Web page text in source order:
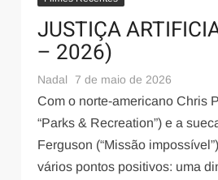
JUSTIÇA
– 2026)
Nadal 7 de maio de 2026
Com o norte-americano Chris
“Parks & Recreation”) e a
Ferguson (“Missão
vários pontos positivos: uma